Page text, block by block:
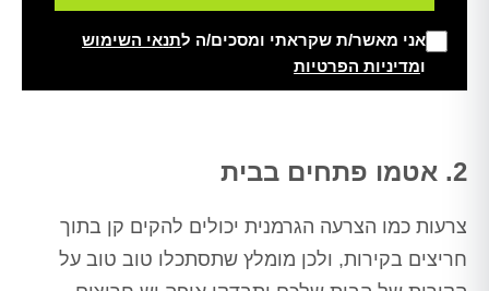
אני מאשר/ת שקראתי ומסכים/ה לתנאי השימוש
ומדיניות הפרטיות
2. אטמו פתחים בבית
צרעות כמו הצרעה הגרמנית יכולים להקים קן בתוך
חריצים בקירות, ולכן מומלץ שתסתכלו טוב טוב על